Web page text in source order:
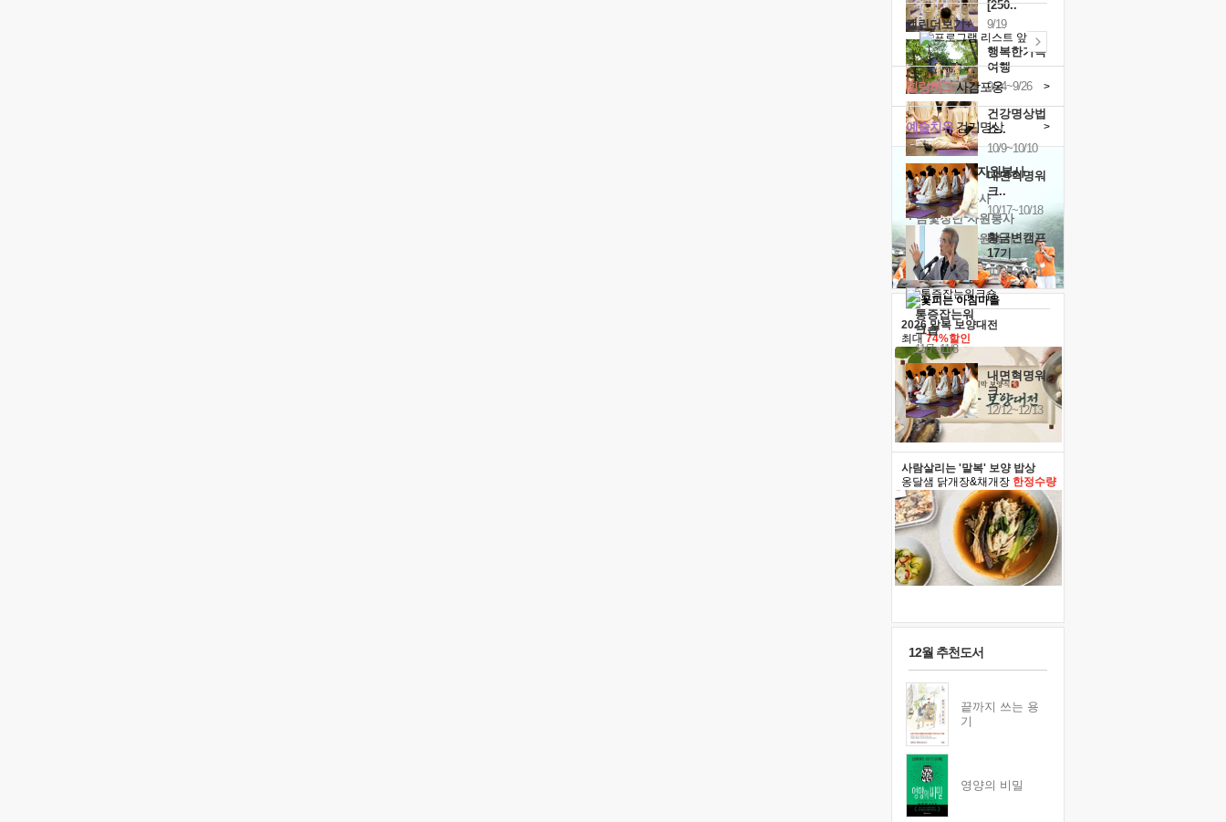
[250..
9/19
행복한가족
여행
9/24~9/26
건강명상법
스..
10/9~10/10
내면혁명워
크..
10/17~10/18
황금변캠프
17기
10/30~10/31
통증잡는워
크숍
11/7~11/8
내면혁명워
크..
12/12~12/13
캘린더보기+
예술치유걷기명상 >
힐링허그사감포옹 >
'옹달샘의 꽃'자원봉사
· 청년 자원봉사
· 금빛청년 자원봉사
· 음식연구 자원봉사
2026 말복 보양대전
최대74%할인
사람살리는 '말복' 보양 밥상
옹달샘 닭개장&채개장 한정수량
12월 추천도서
끝까지 쓰는 용
기
영양의 비밀